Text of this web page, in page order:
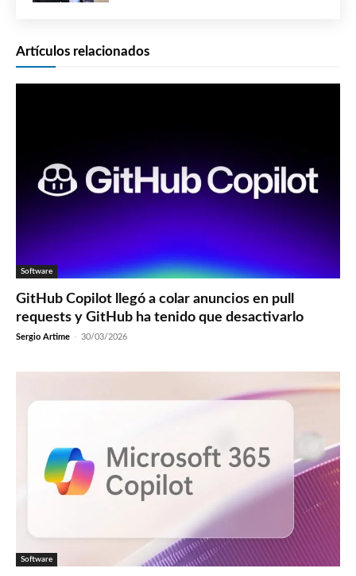
Artículos relacionados
Software
GitHub Copilot llegó a colar anuncios en pull
requests y GitHub ha tenido que desactivarlo
Sergio Artime - 30/03/2026
Software